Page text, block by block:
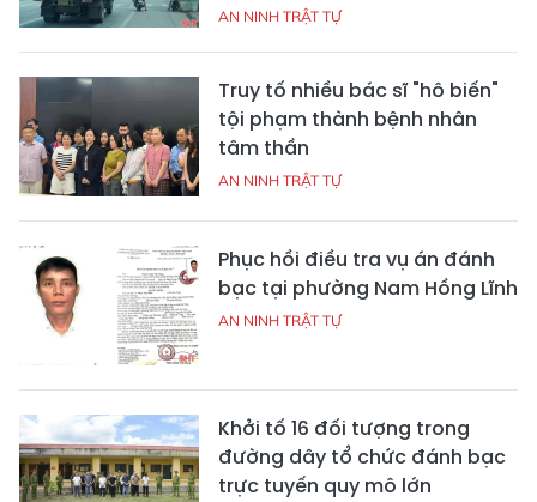
AN NINH TRẬT TỰ
Truy tố nhiều bác sĩ "hô biến"
tội phạm thành bệnh nhân
tâm thần
AN NINH TRẬT TỰ
Phục hồi điều tra vụ án đánh
bạc tại phường Nam Hồng Lĩnh
AN NINH TRẬT TỰ
Khởi tố 16 đối tượng trong
đường dây tổ chức đánh bạc
trực tuyến quy mô lớn